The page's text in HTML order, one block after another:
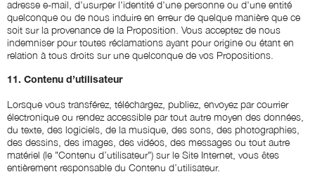
adresse e-mail, d'usurper l'identité d'une personne ou d'une entité
quelconque ou de nous induire en erreur de quelque manière que ce
soit sur la provenance de la Proposition. Vous acceptez de nous
indemniser pour toutes réclamations ayant pour origine ou étant en
relation à tous droits sur une quelconque de vos Propositions.
11. Contenu d’utilisateur
Lorsque vous transférez, téléchargez, publiez, envoyez par courrier
électronique ou rendez accessible par tout autre moyen des données,
du texte, des logiciels, de la musique, des sons, des photographies,
des dessins, des images, des vidéos, des messages ou tout autre
matériel (le "Contenu d’utilisateur") sur le Site Internet, vous êtes
entièrement responsable du Contenu d’utilisateur.